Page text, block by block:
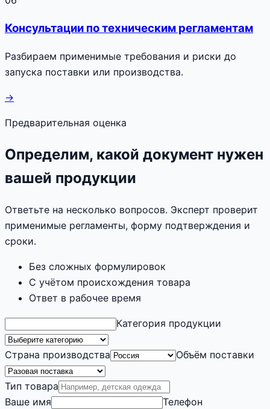
Консультации по техническим регламентам
Разбираем применимые требования и риски до
запуска поставки или производства.
→
Предварительная оценка
Определим, какой документ нужен
вашей продукции
Ответьте на несколько вопросов. Эксперт проверит
применимые регламенты, форму подтверждения и
сроки.
Без сложных формулировок
С учётом происхождения товара
Ответ в рабочее время
Категория продукции
Страна производства Объём поставки
Тип товара
Ваше имя
Телефон